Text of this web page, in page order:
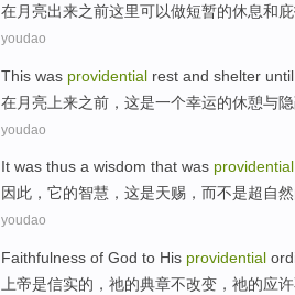
在月亮出来之前这里可以做短暂的休息和
youdao
This was providential rest and shelter until
在月亮 上来之前， 这是一个幸运的休憩与
youdao
It was thus a wisdom that was providential
因此 ， 它的智慧 ， 这是天赐 ， 而不是超自然
youdao
Faithfulness of God to His providential
上帝是信实的 ， 祂的典章不改变，祂的应许